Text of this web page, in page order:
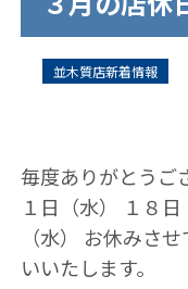
並木質店新着情報
毎度ありがとうご
１日（水） １８
（水） お休みさ
いいたします。